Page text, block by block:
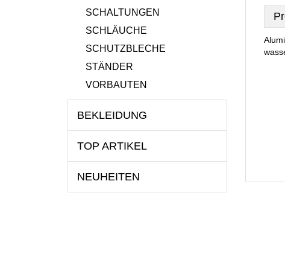
SCHALTUNGEN
SCHLÄUCHE
SCHUTZBLECHE
STÄNDER
VORBAUTEN
BEKLEIDUNG
TOP ARTIKEL
NEUHEITEN